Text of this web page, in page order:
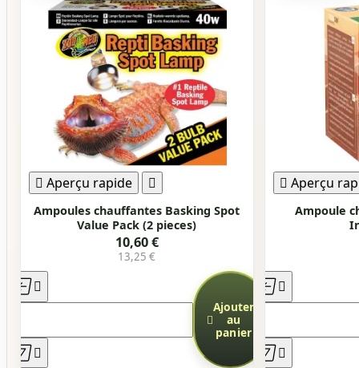
 Aperçu rapide 
Ampoules chauffantes Basking Spot
Value Pack (2 pieces)
10,60 €
13,25 €
 
 

Ajouter
au
panier
 Aperçu
Ampoule
 
 